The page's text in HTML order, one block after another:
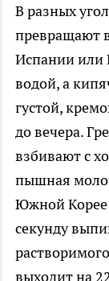
В разных
превращают
Испании или
водой, а
густой,
до вечера.
взбивают с
пышная
Южной Корее
секунду
выходит на